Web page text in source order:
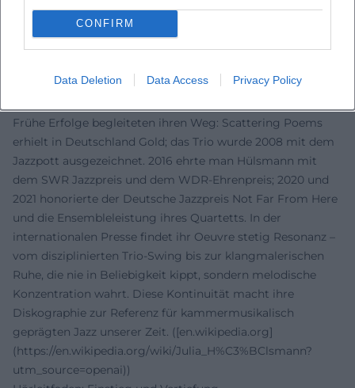
CONFIRM
Data Deletion Data Access Privacy Policy
Bigbands (NDR, HR) und in einer kontinuierlichen
Nachwuchsförderung, die die Vertrauenswürdigkeit und
Relevanz ihrer Arbeit sichtbar macht.
(https://www.juliahuelsmann.com/about))
Frühe Erfolge begleiteten ihren Weg: Scattering Poems
erhielt in Deutschland Gold; das Trio wurde 2008 mit dem
Jazzpott ausgezeichnet. 2016 ehrte man Hülsmann mit
dem SWR Jazzpreis und dem WDR-Ehrenpreis; 2020 und
2021 honorierte der Deutsche Jazzpreis Not Far From Here
und die Ensembleleistung ihres Quartetts. In der
internationalen Presse findet ihr Oeuvre stetig Resonanz –
vom disziplinierten Trio-Swing bis zur klangmalerischen
Ruhe, die nie in Beliebigkeit kippt, sondern melodische
Konzentration wahrt. Diese Kontinuität macht ihre
Diskographie zur Referenz für kammermusikalisch
geprägten Jazz unserer Zeit. ([en.wikipedia.org]
(https://en.wikipedia.org/wiki/Julia_H%C3%BClsmann?
utm_source=openai))